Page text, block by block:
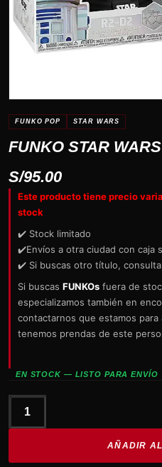
FUNKO POP STAR WARS
FUNKO STAR
S/95.00
Este producto tiene precio
stock
✔️ Stock limitado
✔️Envíos a otra ciudad con caja
✔️ Si buscas otro título, consulta
Si buscas FUNKOs fuera de
especializamos también en
contactarnos que estamos
tenemos prendas de este
EN STOCK — LISTO PARA ENVÍO
funko
AÑADIR